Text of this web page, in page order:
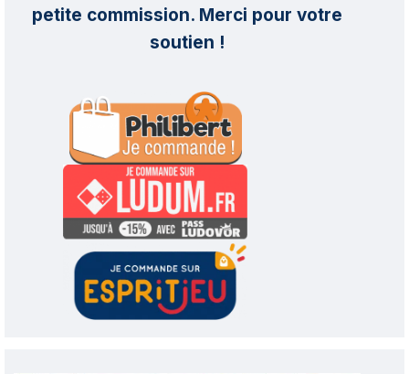
petite commission. Merci pour votre
soutien !